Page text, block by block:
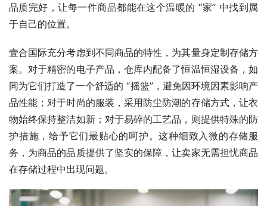
品质完好，让每一件商品都能在这个温暖的 “家” 中找到属
于自己的位置。
壹合国际充分考虑到不同商品的特性，为其量身定制存储方
案。对于精密的电子产品，仓库内配备了恒温恒湿设备，如
同为它们打造了一个舒适的 “摇篮”，避免因环境因素影响产
品性能；对于时尚的服装，采用防尘防潮的存储方式，让衣
物始终保持整洁如新；对于易碎的工艺品，则提供特殊的防
护措施，给予它们最贴心的呵护。这种细致入微的存储服
务，为商品的品质提供了坚实的保障，让卖家无需担忧商品
在存储过程中出现问题。